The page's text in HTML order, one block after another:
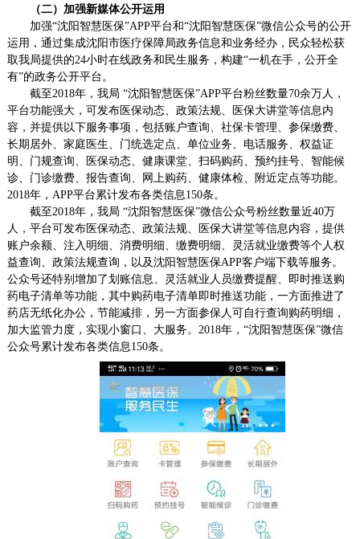
（二） 加强新媒体公开运用
加强“沈阳智慧医保”APP平台和“沈阳智慧医保”微信公众号的公开
运用， 通过集成沈阳市医疗保障局政务信息和业务经办，民众轻松获
取我局提供的24小时在线政务和民生服务，构建“一机在手，公开全
有”的政务公开平台。
截至2018年，我局 “沈阳智慧医保”APP平台粉丝数量70余万人，
平台功能强大，可发布医保动态、政策法规、医保大讲堂等信息内
容，并提供以下服务事项，包括账户查询、社保卡管理、参保缴费、
长期居外、家庭医生、门统选定点、单位业务、电话服务、权益证
明、门规查询、医保动态、健康课堂、扫码购药、预约挂号、智能候
诊、门诊缴费、报告查询、网上购药、健康体检、附近定点等功能。
2018年，APP平台累计发布各类信息150条。
截至2018年，我局 “沈阳智慧医保”微信公众号粉丝数量近40万
人，平台可发布医保动态、政策法规、医保大讲堂等信息内容，提供
账户余额、注入明细、消费明细、缴费明细、灵活就业缴费等个人权
益查询、政策法规查询，以及沈阳智慧医保APP客户端下载等服务。
公众号还特别增加了划账信息、灵活就业人员缴费提醒、即时推送购
药电子清单等功能，其中购药电子清单即时推送功能，一方面推进了
药店无纸化办公，节能减排，另一方面参保人可自行查询购药明细，
加大监管力度，实现小窗口、大服务。2018年，“沈阳智慧医保”微信
公众号累计发布各类信息150条。